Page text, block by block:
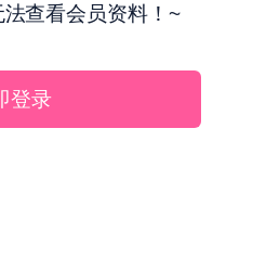
查看会员资料！~
登录